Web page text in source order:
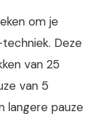
om je
Deze
van 25
van 5
langere pauze